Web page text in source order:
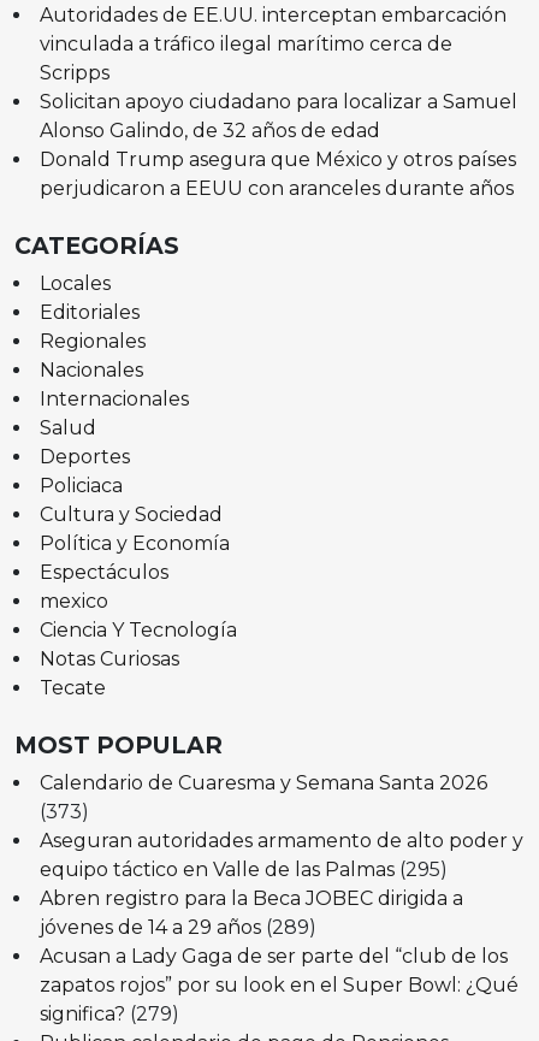
Autoridades de EE.UU. interceptan embarcación
vinculada a tráfico ilegal marítimo cerca de
Scripps
Solicitan apoyo ciudadano para localizar a Samuel
Alonso Galindo, de 32 años de edad
Donald Trump asegura que México y otros países
perjudicaron a EEUU con aranceles durante años
CATEGORÍAS
Locales
Editoriales
Regionales
Nacionales
Internacionales
Salud
Deportes
Policiaca
Cultura y Sociedad
Política y Economía
Espectáculos
mexico
Ciencia Y Tecnología
Notas Curiosas
Tecate
MOST POPULAR
Calendario de Cuaresma y Semana Santa 2026
(373)
Aseguran autoridades armamento de alto poder y
equipo táctico en Valle de las Palmas (295)
Abren registro para la Beca JOBEC dirigida a
jóvenes de 14 a 29 años (289)
Acusan a Lady Gaga de ser parte del “club de los
zapatos rojos” por su look en el Super Bowl: ¿Qué
significa? (279)